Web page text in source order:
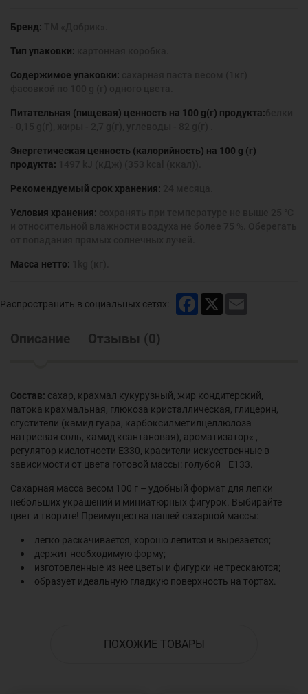
Бренд:
Тип упаковки:
Содержимое упаковки:
Питательная (пищевая) ценность на 100 g(г) продукта:
Энергетическая ценность (калорийность) на 100 g (г)
продукта:
Рекомендуемый срок хранения:
Условия хранения:
Масса нетто:
Распространить в социальных сетях: Facebook
Описание Отзывы (0)
Состав: сахар, крахмал кукурузный, жир кондитерский,
патока крахмальная, глюкоза кристаллическая, глицерин,
сгустители (камид гуара, карбоксилметилцеллюлоза
натриевая соль, камид ксантановая), ароматизатор« ,
регулятор кислотности Е330, красители искусственные в
зависимости от цвета готовой массы: голубой ˗ Е133.
Сахарная масса весом 100 г – удобный формат для лепки
небольших украшений и миниатюрных фигурок. Выбирайте
цвет и творите! Преимущества нашей сахарной массы:
легко раскачивается, хорошо лепится и вырезается;
держит необходимую форму;
изготовленные из нее цветы и фигурки не трескаются;
образует идеальную гладкую поверхность на тортах.
ПОХОЖИЕ ТОВАРЫ